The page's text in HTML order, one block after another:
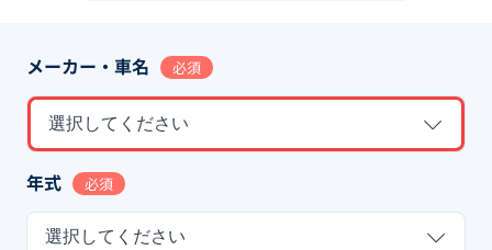
メーカー・車名 必須
選択してください
年式 必須
選択してください